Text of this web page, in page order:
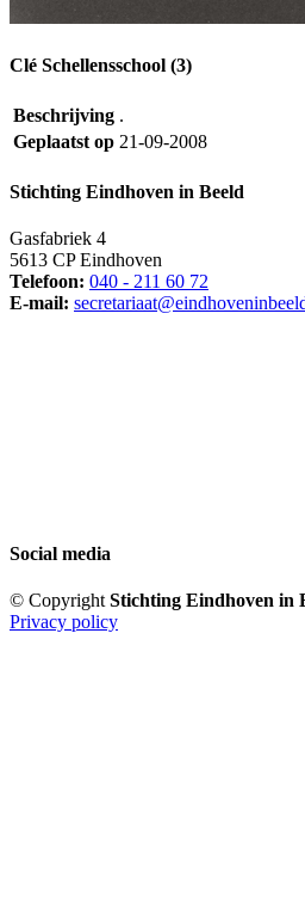
Clé Schellensschool (3)
Beschrijving .
Geplaatst op 21-09-2008
Stichting Eindhoven in Beeld
Gasfabriek 4
5613 CP Eindhoven
Telefoon: 040 - 211 60 72
E-mail:
Social media
© Copyright Stichting Eindhoven in
Privacy policy